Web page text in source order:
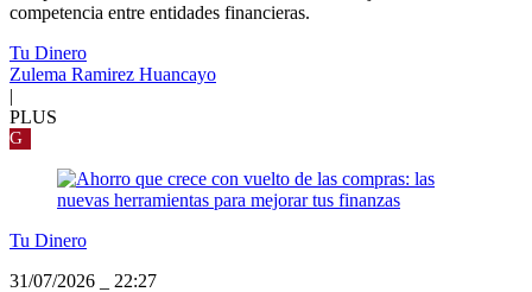
competencia entre entidades financieras.
Tu Dinero
Zulema Ramirez Huancayo
|
PLUS
G
Tu Dinero
31/07/2026
22:27